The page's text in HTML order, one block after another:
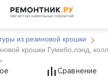
из резиновой крошки
крошки Гумибо.лэнд,
из Сравнение